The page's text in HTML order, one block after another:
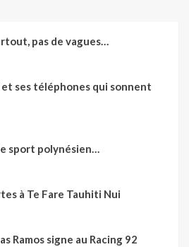
pas de vagues…
et ses téléphones qui sonnent
sport polynésien…
à Te Fare Tauhiti Nui
Ramos signe au Racing 92